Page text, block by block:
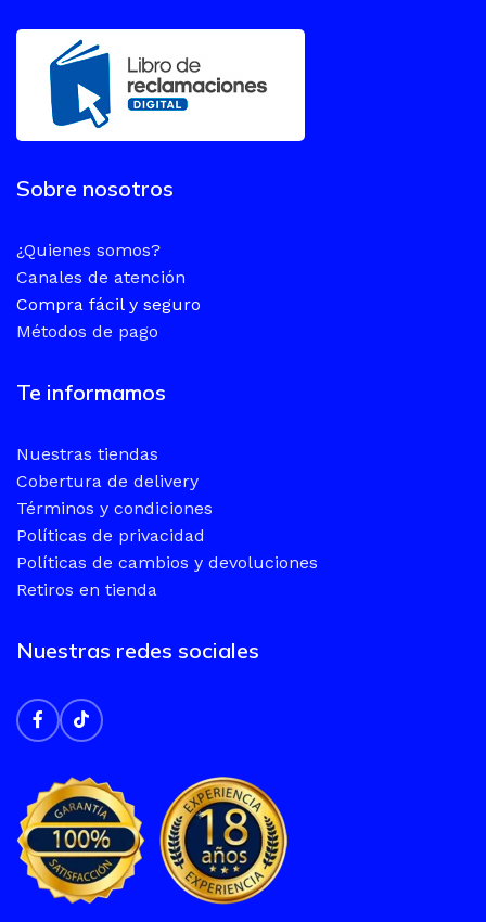
Sobre nosotros
¿Quienes somos?
Canales de atención
Compra fácil y seguro
Métodos de pago
Te informamos
Nuestras tiendas
Cobertura de delivery
Términos y condiciones
Políticas de privacidad
Políticas de cambios y devoluciones
Retiros en tienda
Nuestras redes sociales